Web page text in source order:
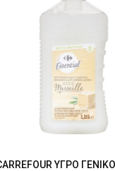
ΥΓΡΟ